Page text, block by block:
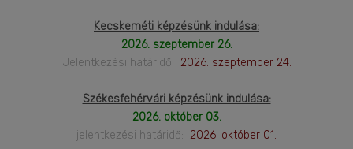
Kecskeméti képzésünk indulása:
2026. szeptember 26.
Jelentkezési határidő: 2026. szeptember 24.
Székesfehérvári képzésünk indulása:
2026. október 03.
jelentkezési határidő: 2026. október 01.